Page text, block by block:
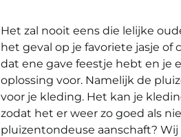
Het zal nooit eens die lelijke
het geval op je favoriete jasje of
dat ene gave feestje hebt en je
oplossing voor. Namelijk de
voor je kleding. Het kan je
zodat het er weer zo goed als
pluizentondeuse aanschaft?